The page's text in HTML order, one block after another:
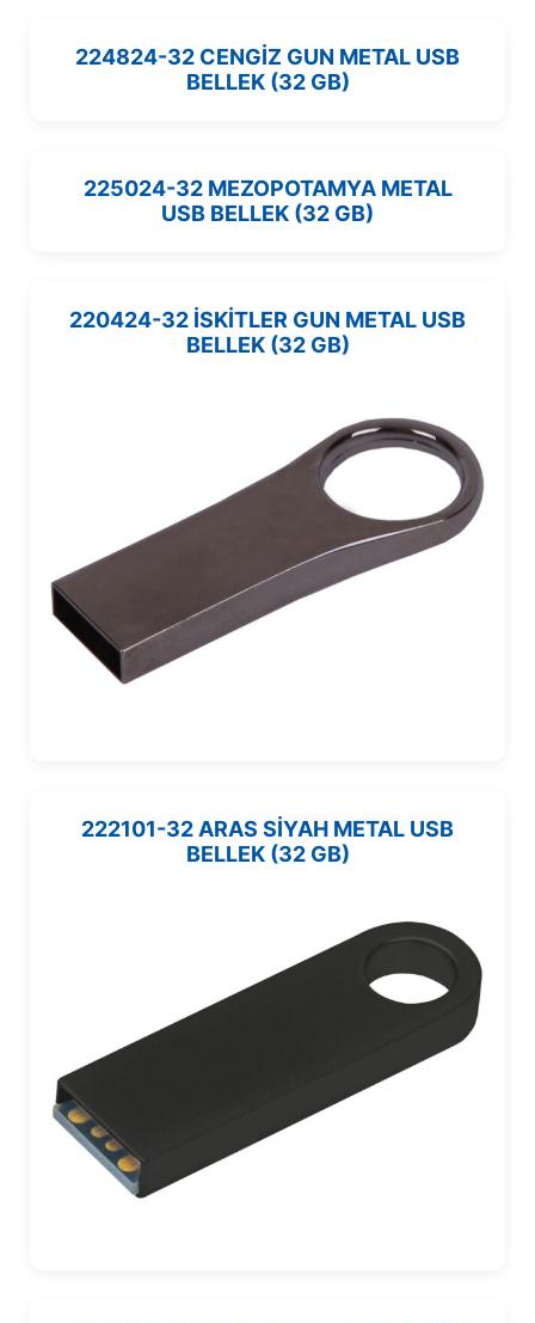
224824-32 CENGİZ GUN METAL USB
BELLEK (32 GB)
225024-32 MEZOPOTAMYA METAL
USB BELLEK (32 GB)
220424-32 İSKİTLER GUN METAL USB
BELLEK (32 GB)
222101-32 ARAS SİYAH METAL USB
BELLEK (32 GB)